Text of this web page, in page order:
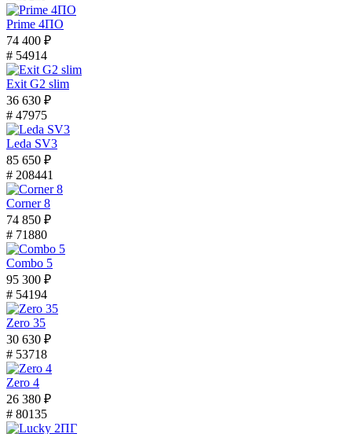
Prime 4ПО
74 400 ₽
# 54914
Exit G2 slim
36 630 ₽
# 47975
Leda SV3
85 650 ₽
# 208441
Corner 8
74 850 ₽
# 71880
Combo 5
95 300 ₽
# 54194
Zero 35
30 630 ₽
# 53718
Zero 4
26 380 ₽
# 80135